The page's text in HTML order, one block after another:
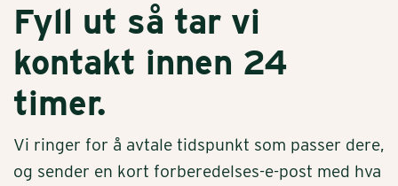
Fyll ut så tar vi
kontakt innen 24
timer.
Vi ringer for å avtale tidspunkt som passer dere,
og sender en kort forberedelses-e-post med hva